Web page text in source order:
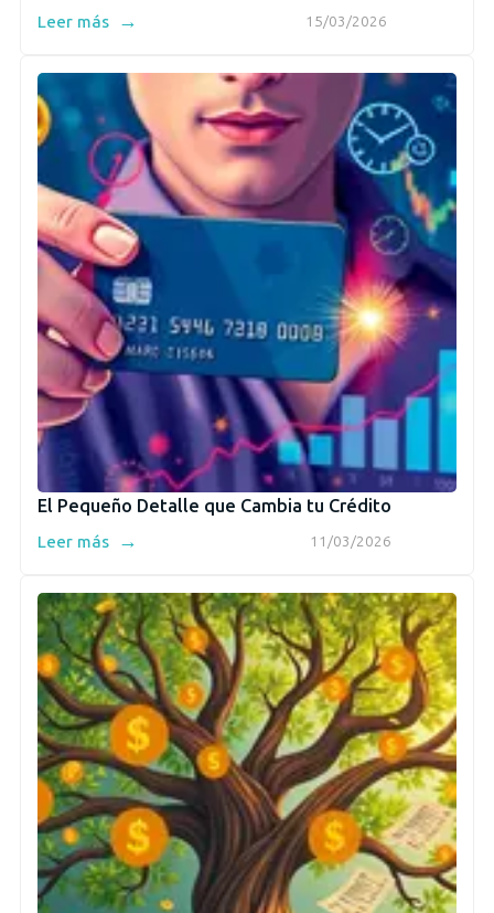
15/03/2026
Leer más →
El Pequeño Detalle que Cambia tu Crédito
11/03/2026
Leer más →